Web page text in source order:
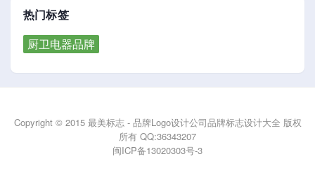
热门标签
厨卫电器品牌
Copyright © 2015 最美标志 - 品牌Logo设计公司品牌标志设计大全 版权
所有 QQ:36343207
闽ICP备13020303号-3